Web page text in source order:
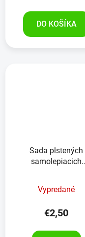
DO KOŠÍKA
Sada plstených
samolepiacich
Vypredané
€2,50